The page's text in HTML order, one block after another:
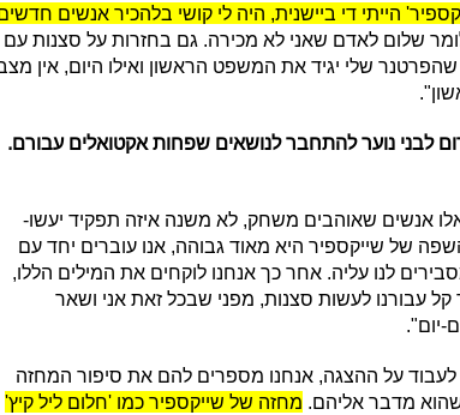
הייתי די ביישנית, היה לי קושי בלהכיר אנשים
שלום לאדם שאני לא מכירה. גם בחזרות על סצנות עם
שלי יגיד את המשפט הראשון ואילו היום, אין
לבני נוער להתחבר לנושאים שפחות אקטואלים עבורם.
אלו אנשים שאוהבים משחק, לא משנה איזה תפקיד יעשו-
של שייקספיר היא מאוד גבוהה, אנו עוברים יחד עם
לנו עליה. אחר כך אנחנו לוקחים את המילים הללו,
עבורנו לעשות סצנות, מפני שבכל זאת אני ושאר
יום".
על ההצגה, אנחנו מספרים להם את סיפור המחזה
מדבר אליהם. מחזה של שייקספיר כמו 'חלום ליל קיץ'